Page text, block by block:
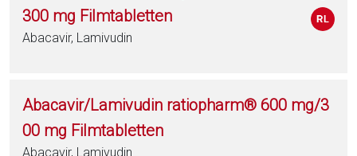
300 mg Filmtabletten
Abacavir, Lamivudin
Abacavir/Lamivudin ratiopharm® 600 mg/3
00 mg Filmtabletten
Abacavir, Lamivudin